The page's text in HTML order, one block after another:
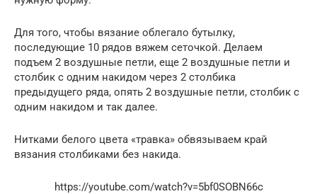
Для того, чтобы вязание облегало бутылку,
последующие 10 рядов вяжем сеточкой. Делаем
подъем 2 воздушные петли, еще 2 воздушные петли и
столбик с одним накидом через 2 столбика
предыдущего ряда, опять 2 воздушные петли, столбик с
одним накидом и так далее.
Нитками белого цвета «травка» обвязываем край
вязания столбиками без накида.
https://youtube.com/watch?v=5bf0SOBN66c